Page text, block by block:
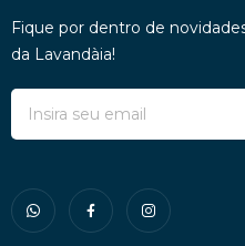
Fique por dentro de
da Lavandàia!